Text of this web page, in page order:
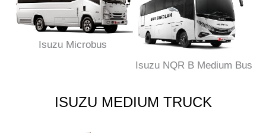
Isuzu Microbus
Isuzu NQR B Medium Bus
ISUZU MEDIUM TRUCK